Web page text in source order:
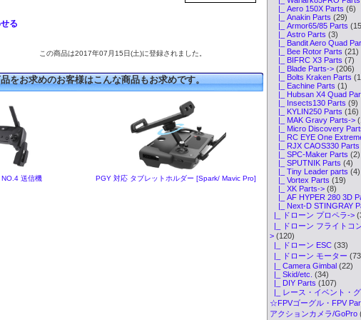
る
この商品は2017年07月15日(土)に登録されました。
をお求めのお客様はこんな商品もお求めです。
送信機 PGY 対応 タブレットホルダー [Spark/ Mavic Pro]
|_ Aero 150X Parts (6)
|_ Anakin Parts (29)
|_ Armor65/85 Parts
|_ Astro Parts (3)
|_ Bandit Aero Quad
|_ Bee Rotor Parts (21)
|_ BIFRC X3 Parts (7)
|_ Blade Parts->(206)
|_ Bolts Kraken Parts
|_ Eachine Parts (1)
|_ Hubsan X4 Quad
|_ Insects130 Parts (9)
|_ KYLIN250 Parts (16)
|_ MAK Gravy Parts->
|_ Micro Discovery
|_ RC EYE One
|_ RJX CAOS330 Parts
|_ SPC-Maker Parts (2)
|_ SPUTNIK Parts (4)
|_ Tiny Leader parts (4)
|_ Vortex Parts (19)
|_ XK Parts->(8)
|_ AF HYPER 280 3D
|_ Next-D STINGRAY
|_ ドローン プロペラ->
|_ ドローン フライトコ
>(120)
|_ ドローン ESC(33)
|_ ドローン モーター
|_ Camera Gimbal(22)
|_ Skid/etc. (34)
|_ DIY Parts (107)
|_ レース・イベント・
☆FPVゴーグル・FPV
アクションカメラ/GoPro